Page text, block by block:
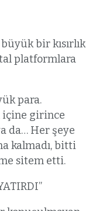
bir kısırlık
platformlara
para.
içine girince
da… Her şeye
kalmadı, bitti
sitem etti.